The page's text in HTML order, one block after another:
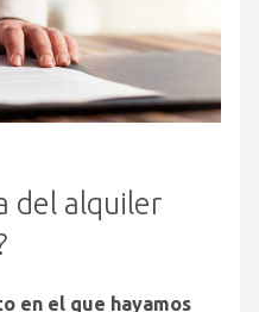
del alquiler
en el que hayamos